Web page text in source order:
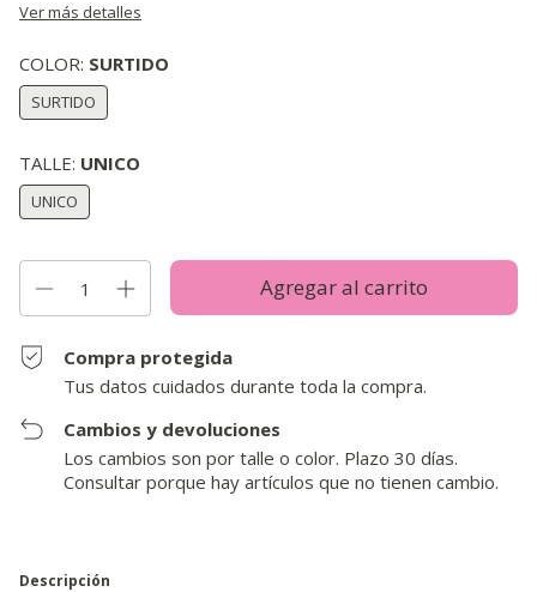
Ver más detalles
COLOR: SURTIDO
SURTIDO
TALLE: UNICO
UNICO
Compra protegida
Tus datos cuidados durante toda la compra.
Cambios y devoluciones
Los cambios son por talle o color. Plazo 30 días.
Consultar porque hay artículos que no tienen cambio.
Descripción